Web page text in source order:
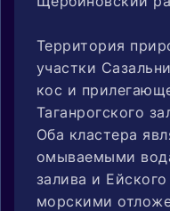
Территория
участки
кос и
Таганрогского
Оба кластера
омываемыми
залива и
морскими